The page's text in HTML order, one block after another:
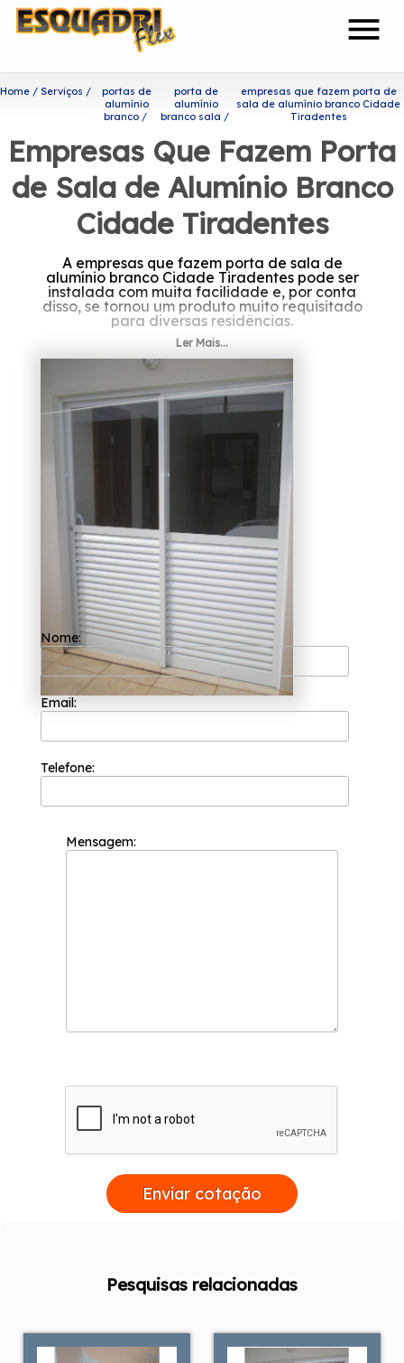
menu
Home Serviços
portas de
alumínio
branco
porta de
alumínio
branco sala
empresas que fazem porta de
sala de alumínio branco Cidade
Tiradentes
Empresas Que Fazem Porta
de Sala de Alumínio Branco
Cidade Tiradentes
A empresas que fazem porta de sala de
alumínio branco Cidade Tiradentes pode ser
instalada com muita facilidade e, por conta
disso, se tornou um produto muito requisitado
para diversas residências.
À procura de empresas que
fazem porta de sala de
alumínio branco Cidade
Tiradentes?
Tendo a sua organização focada nos
resultados positivos e na segurança, a
Esquadriflex é capaz de garantir o melhor
custo benefício para seus clientes. Sua equipe
de profissionais é formada somente por
colaboradores competentes que buscam a
total satisfação do cliente em cada pedido e
a maior inovação e evolução dos processos.
Optou por empresas que fazem porta de sala
de alumínio branco Cidade Tiradentes?
Conheça mais sobre a Esquadriflex e tenha a
solução que procura no ramo de esquadrias.
São várias as opções oferecidas, como:
Janela de Alumínio para Quarto, Janela de
Lavanderia Medidas. Não deixe de entrar em
contato para obter mais informações sobre
cada opção oferecida para nossos clientes
com qualidade.
Ler Mais...
Nome:
Email:
Telefone:
Mensagem:
Enviar cotação
Pesquisas relacionadas